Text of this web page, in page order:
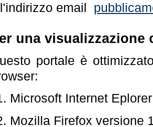
email
una visualizzazione
portale è
Microsoft Internet
Mozilla Firefox versione